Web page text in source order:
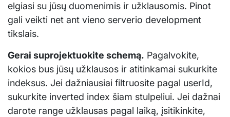
elgiasi su jūsų duomenimis ir užklausomis. Pinot
gali veikti net ant vieno serverio development
tikslais.
Gerai suprojektuokite schemą. Pagalvokite,
kokios bus jūsų užklausos ir atitinkamai sukurkite
indeksus. Jei dažniausiai filtruosite pagal userId,
sukurkite inverted index šiam stulpeliui. Jei dažnai
darote range užklausas pagal laiką, įsitikinkite,